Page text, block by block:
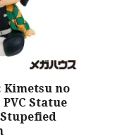
Kimetsu no
Statue